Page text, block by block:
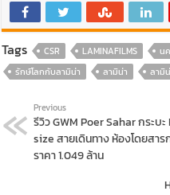
Tags CSR LAMINAFILMS น
รักษ์โลกกับลามิน่า
ลามิน่า ลามิ
Previous
รีวิว GWM Poer Sahar กระบ
size สายเดินทาง ห้องโดยสาร
ราคา 1.049 ล้าน